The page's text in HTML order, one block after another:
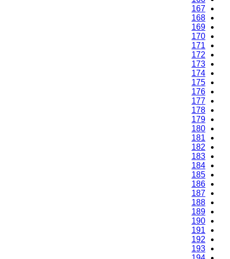
167
168
169
170
171
172
173
174
175
176
177
178
179
180
181
182
183
184
185
186
187
188
189
190
191
192
193